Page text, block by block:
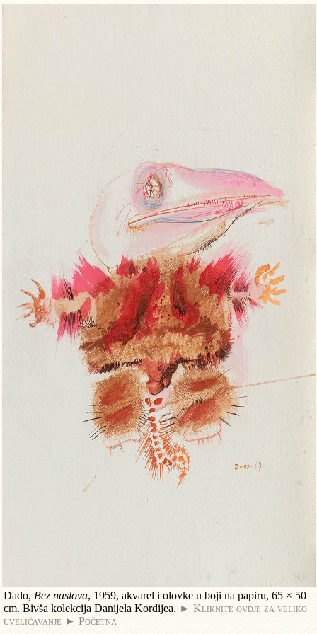
Dado, Bez naslova, 1959, akvarel i olovke u boji na papiru, 65 × 50
cm. Bivša kolekcija Danijela Kordijea. ► Kliknite ovdje za veliko
uveličavanje ► Početna